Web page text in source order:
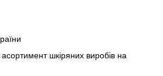
шкіряних виробів на